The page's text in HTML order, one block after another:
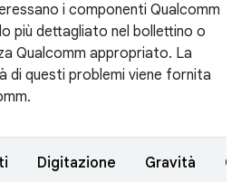
i componenti Qualcomm
più dettagliato nel bollettino o
Qualcomm appropriato. La
di questi problemi viene fornita
Digitazione Gravità